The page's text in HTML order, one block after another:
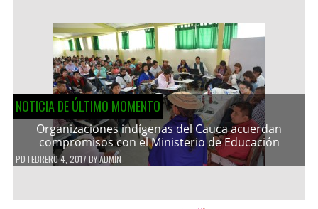
NOTICIA DE ÚLTIMO MOMENTO
Organizaciones indígenas del Cauca acuerdan
compromisos con el Ministerio de Educación
PD FEBRERO 4, 2017 BYADMIN